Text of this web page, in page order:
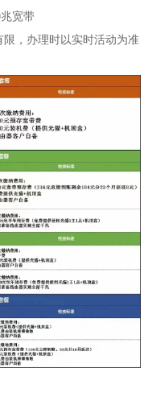
宽带
限，办理时以实时活动为准